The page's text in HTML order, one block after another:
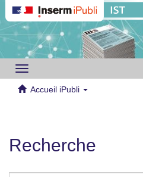
Toggle
navigation
Accueil iPubli
Recherche